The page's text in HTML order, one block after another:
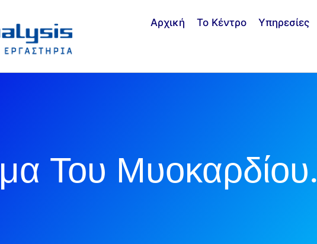
Αρχική Το Κέντρο Υπηρεσίες
Του Μυοκαρδίου.